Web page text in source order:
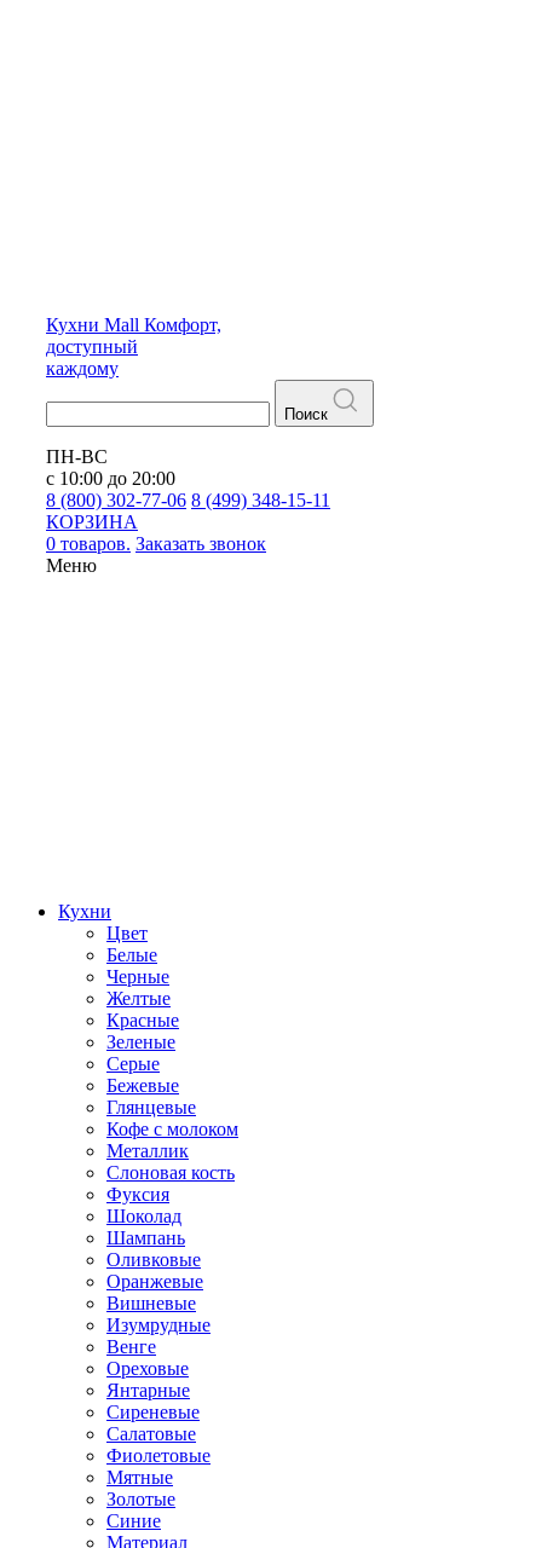
Кухни Mall Комфорт,
доступный
каждому
Поиск
ПН-ВС
с 10:00 до 20:00
8 (800) 302-77-06 8 (499) 348-15-11
КОРЗИНА
0 товаров. Заказать звонок
Меню
Кухни
Цвет
Белые
Черные
Желтые
Красные
Зеленые
Серые
Бежевые
Глянцевые
Кофе с молоком
Металлик
Слоновая кость
Фуксия
Шоколад
Шампань
Оливковые
Оранжевые
Вишневые
Изумрудные
Венге
Ореховые
Янтарные
Сиреневые
Салатовые
Фиолетовые
Мятные
Золотые
Синие
Материал